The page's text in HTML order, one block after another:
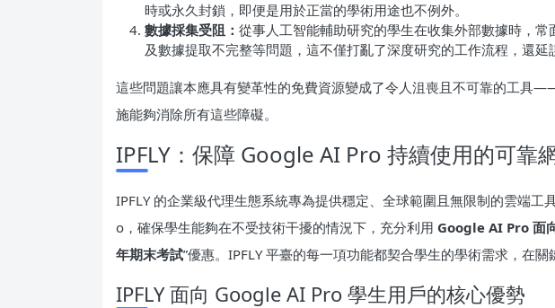
時或永久封鎖，即便是用於正當的學術用途也不例外。
數據採集受阻： 從事人工智能輔助研究的學生在收集外部數據時，
及數據提取不完整等問題，這不僅打亂了深度研究的工作流程，還延
這些問題讓本應具有變革性的免費資源變成了令人沮喪且不可靠的工具
施能夠消除所有這些障礙。
IPFLY：保障 Google AI Pro 持續使用的可靠
IPFLY 的企業級代理生態系統專為提供穩定、全球範圍且無限制的雲端工
o，確保學生能夠在不受技術干擾的情況下，充分利用 Google AI Pro 面
年期末考試”優惠。IPFLY 平臺的每一項功能都契合學生的學術需求，在關
IPFLY 面向 Google AI Pro 學生用戶的核心優勢